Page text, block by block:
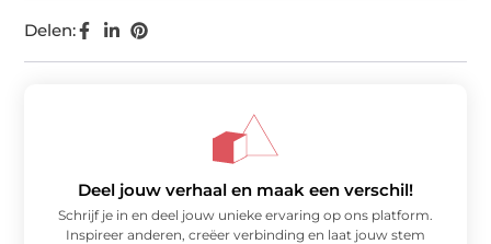
Delen:
Deel jouw verhaal en maak een verschil!
Schrijf je in en deel jouw unieke ervaring op ons platform.
Inspireer anderen, creëer verbinding en laat jouw stem